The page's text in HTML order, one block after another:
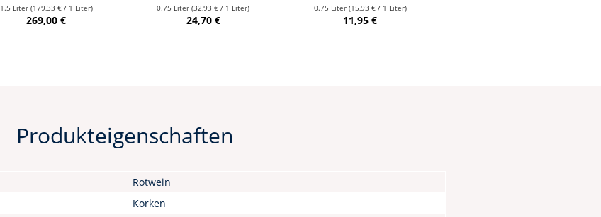
1.5 Liter (179,33 € / 1 Liter)
269,00 €
0.75 Liter(32,93 € / 1 Liter)
24,70 €
0.75 Liter (15,93 € / 1 Liter)
11,95 €
Produkteigenschaften
Rotwein
Korken